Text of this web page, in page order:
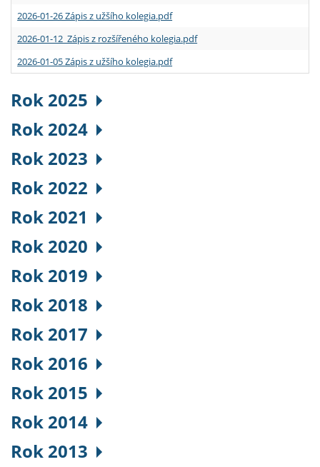
2026-01-26 Zápis z užšího kolegia.pdf
2026-01-12 Zápis z rozšířeného kolegia.pdf
2026-01-05 Zápis z užšího kolegia.pdf
Rok 2025
Rok 2024
Rok 2023
Rok 2022
Rok 2021
Rok 2020
Rok 2019
Rok 2018
Rok 2017
Rok 2016
Rok 2015
Rok 2014
Rok 2013